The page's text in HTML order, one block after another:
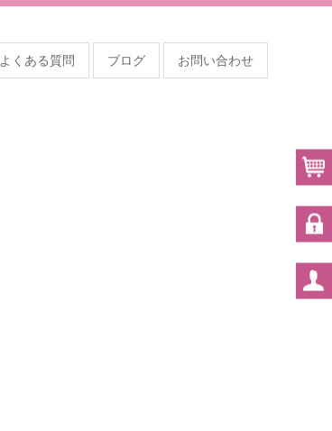
よくある質問 ブログ お問い合わせ